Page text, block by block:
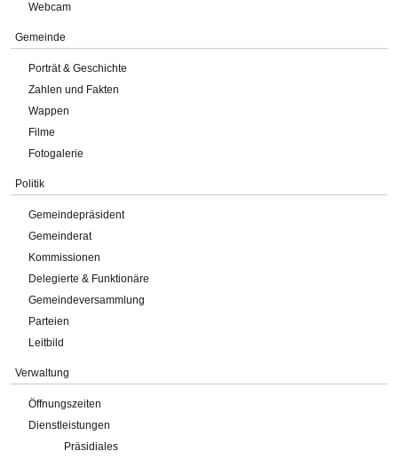
Webcam
Gemeinde
Porträt & Geschichte
Zahlen und Fakten
Wappen
Filme
Fotogalerie
Politik
Gemeindepräsident
Gemeinderat
Kommissionen
Delegierte & Funktionäre
Gemeindeversammlung
Parteien
Leitbild
Verwaltung
Öffnungszeiten
Dienstleistungen
Präsidiales